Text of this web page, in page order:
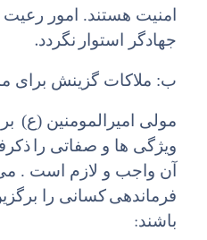
امنیت هستند. امور رعیت
جهادگر استوار نگردد.
ب: ملاکات گزینش برای
مولی امیرالمومنین (ع)
ویژگی ها و صفاتی را
آن واجب و لازم است .
فرماندهیکسانی را
باشند: